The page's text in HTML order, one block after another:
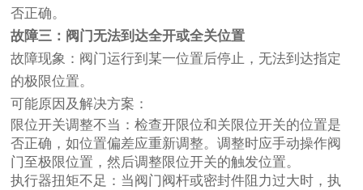
否正确。
故障三：阀门无法到达全开或全关位置
故障现象：阀门运行到某一位置后停止，无法到达指定
的极限位置。
可能原因及解决方案：
限位开关调整不当：检查开限位和关限位开关的位置是
否正确，如位置偏差应重新调整。调整时应手动操作阀
门至极限位置，然后调整限位开关的触发位置。
执行器扭矩不足：当阀门阀杆或密封件阻力过大时，执